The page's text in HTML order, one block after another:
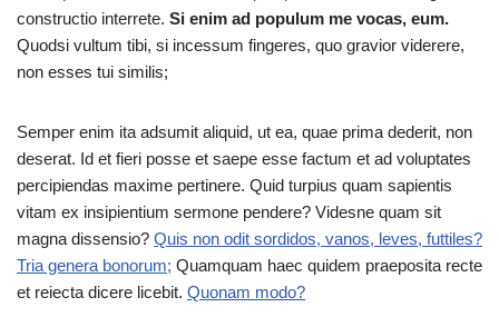
constructio interrete. Si enim ad populum me vocas, eum.
Quodsi vultum tibi, si incessum fingeres, quo gravior viderere,
non esses tui similis;
Semper enim ita adsumit aliquid, ut ea, quae prima dederit, non
deserat. Id et fieri posse et saepe esse factum et ad voluptates
percipiendas maxime pertinere. Quid turpius quam sapientis
vitam ex insipientium sermone pendere? Videsne quam sit
magna dissensio? Quis non odit sordidos, vanos, leves, futtiles?
Tria genera bonorum; Quamquam haec quidem praeposita recte
et reiecta dicere licebit. Quonam modo?